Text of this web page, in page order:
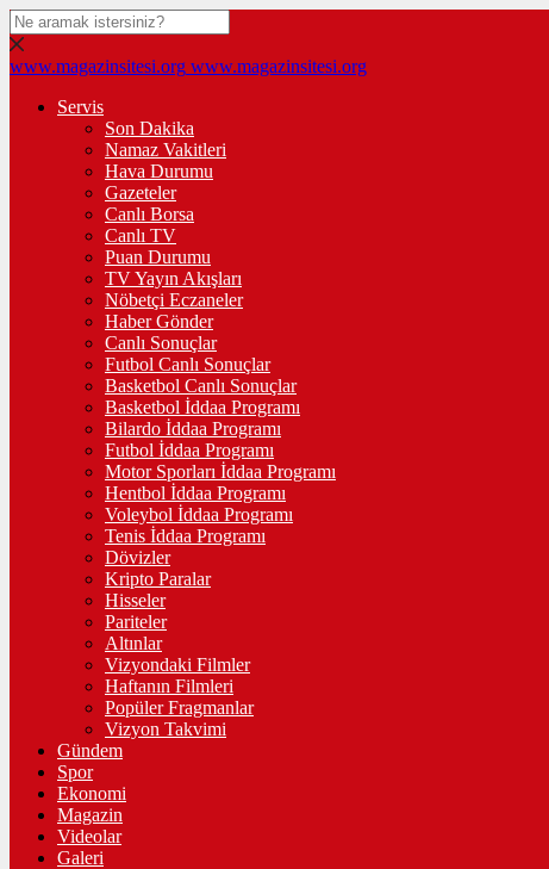
www.magazinsitesi.org www.magazinsitesi.org
Servis
Son Dakika
Namaz Vakitleri
Hava Durumu
Gazeteler
Canlı Borsa
Canlı TV
Puan Durumu
TV Yayın Akışları
Nöbetçi Eczaneler
Haber Gönder
Canlı Sonuçlar
Futbol Canlı Sonuçlar
Basketbol Canlı Sonuçlar
Basketbol İddaa Programı
Bilardo İddaa Programı
Futbol İddaa Programı
Motor Sporları İddaa Programı
Hentbol İddaa Programı
Voleybol İddaa Programı
Tenis İddaa Programı
Dövizler
Kripto Paralar
Hisseler
Pariteler
Altınlar
Vizyondaki Filmler
Haftanın Filmleri
Popüler Fragmanlar
Vizyon Takvimi
Gündem
Spor
Ekonomi
Magazin
Videolar
Galeri